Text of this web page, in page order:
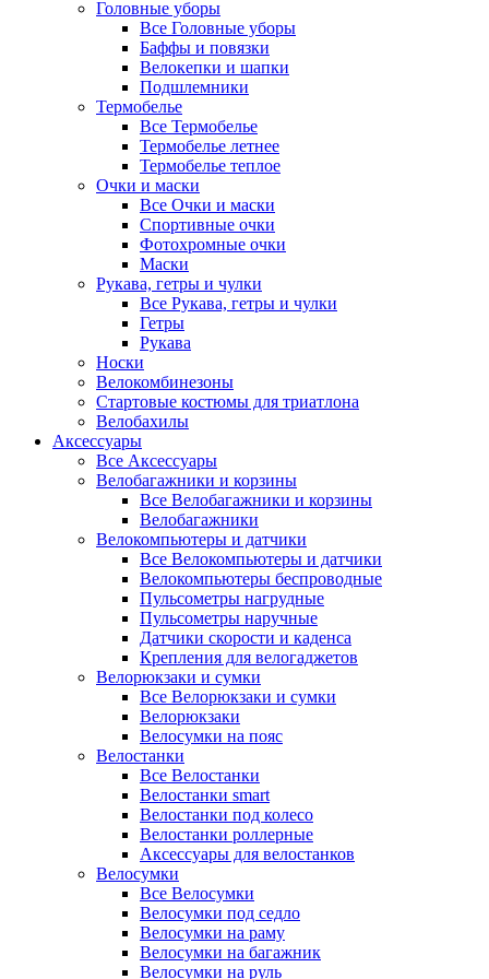
Головные уборы
Все Головные уборы
Баффы и повязки
Велокепки и шапки
Подшлемники
Термобелье
Все Термобелье
Термобелье летнее
Термобелье теплое
Очки и маски
Все Очки и маски
Спортивные очки
Фотохромные очки
Маски
Рукава, гетры и чулки
Все Рукава, гетры и чулки
Гетры
Рукава
Носки
Велокомбинезоны
Стартовые костюмы для триатлона
Велобахилы
Аксессуары
Все Аксессуары
Велобагажники и корзины
Все Велобагажники и корзины
Велобагажники
Велокомпьютеры и датчики
Все Велокомпьютеры и датчики
Велокомпьютеры беспроводные
Пульсометры нагрудные
Пульсометры наручные
Датчики скорости и каденса
Крепления для велогаджетов
Велорюкзаки и сумки
Все Велорюкзаки и сумки
Велорюкзаки
Велосумки на пояс
Велостанки
Все Велостанки
Велостанки smart
Велостанки под колесо
Велостанки роллерные
Аксессуары для велостанков
Велосумки
Все Велосумки
Велосумки под седло
Велосумки на раму
Велосумки на багажник
Велосумки на руль